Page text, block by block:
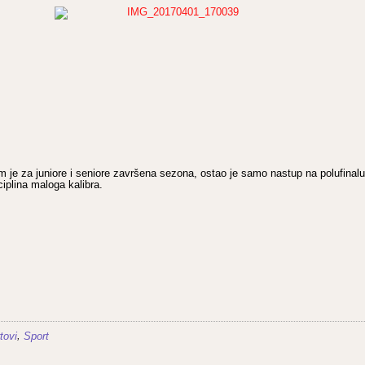
je za juniore i seniore završena sezona, ostao je samo nastup na
maloga kalibra.
, Sport